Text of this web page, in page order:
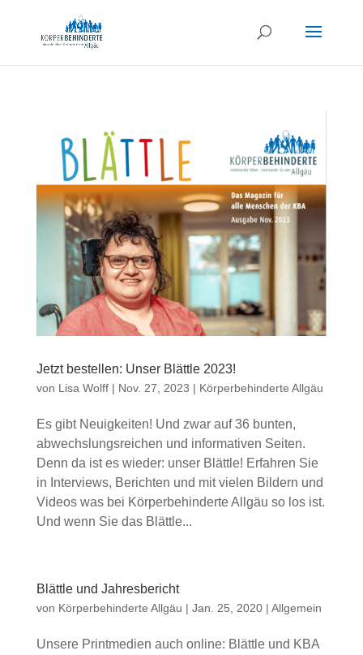
Jetzt bestellen: Unser Blättle 2023!
von Lisa Wolff| Nov. 27, 2023 | Körperbehinderte Allgäu
Es gibt Neuigkeiten! Und zwar auf 36 bunten,
abwechslungsreichen und informativen Seiten.
Denn da ist es wieder: unser Blättle! Erfahren Sie
in Interviews, Berichten und mit vielen Bildern und
Videos was bei Körperbehinderte Allgäu so los ist.
Und wenn Sie das Blättle...
Blättle und Jahresbericht
von Körperbehinderte Allgäu | Jan. 25, 2020| Allgemein
Unsere Printmedien auch online: Blättle und KBA